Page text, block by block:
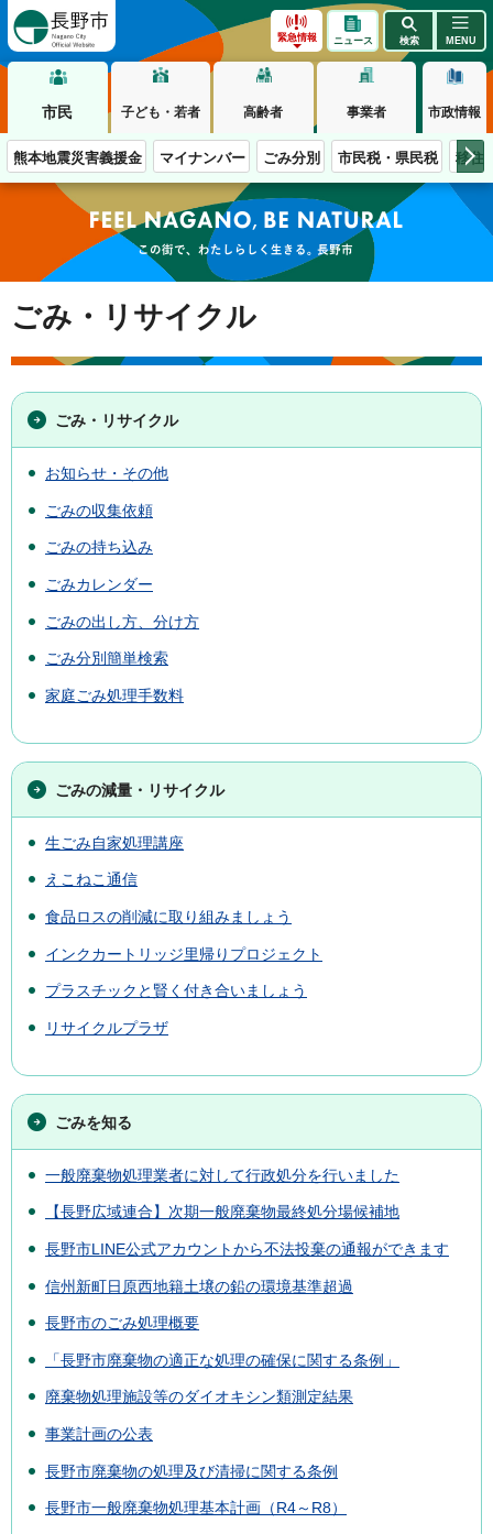
緊急情報 ニュース 検索 MENU
市民 子ども・若者 高齢者 事業者 市政情報
熊本地震災害義援金 マイナンバー ごみ分別 市民税・県民税 移住
この街で、わたしらしく生きる。長野市
ごみ・リサイクル
ごみ・リサイクル
お知らせ・その他
ごみの収集依頼
ごみの持ち込み
ごみカレンダー
ごみの出し方、分け方
ごみ分別簡単検索
家庭ごみ処理手数料
ごみの減量・リサイクル
生ごみ自家処理講座
えこねこ通信
食品ロスの削減に取り組みましょう
インクカートリッジ里帰りプロジェクト
プラスチックと賢く付き合いましょう
リサイクルプラザ
ごみを知る
一般廃棄物処理業者に対して行政処分を行いました
【長野広域連合】次期一般廃棄物最終処分場候補地
長野市LINE公式アカウントから不法投棄の通報ができます
信州新町日原西地籍土壌の鉛の環境基準超過
長野市のごみ処理概要
「長野市廃棄物の適正な処理の確保に関する条例」
廃棄物処理施設等のダイオキシン類測定結果
事業計画の公表
長野市廃棄物の処理及び清掃に関する条例
長野市一般廃棄物処理基本計画（R4～R8）